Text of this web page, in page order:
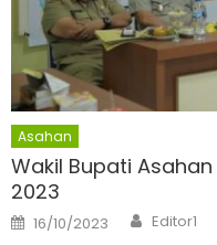
Asahan
Wakil Bupati Asahan
2023
Posted
on
16/10/2023 Author
Editor1